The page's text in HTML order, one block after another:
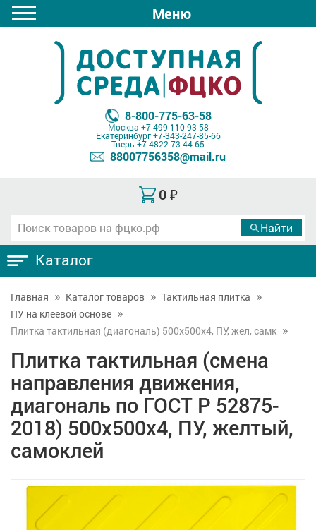
Меню
8-800-775-63-58
Москва +7-499-110-93-58
Екатеринбург+7-343-247-85-66
Тверь +7-4822-73-44-65
88007756358@mail.ru
0 ₽
Каталог
Главная Каталог товаров
Тактильная плитка
ПУ на клеевой основе
Плитка тактильная (диагональ) 500x500x4, ПУ, жел, самк
Плитка тактильная (смена
направления движения,
диагональ по ГОСТ Р 52875-
2018) 500x500x4, ПУ, желтый,
самоклей